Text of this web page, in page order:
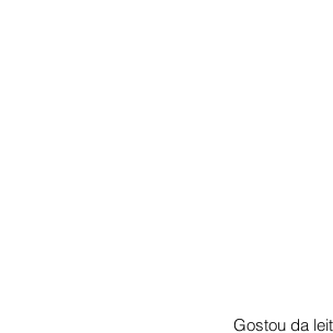
Gostou da